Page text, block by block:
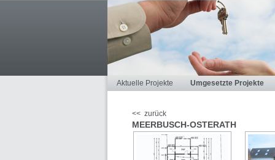
Aktuelle Projekte Umgesetzte Projekte
<< zurück
MEERBUSCH-OSTERATH